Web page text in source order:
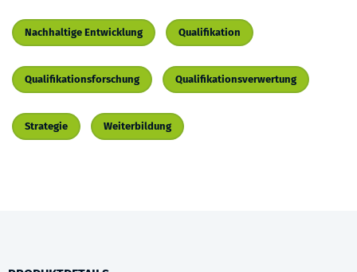
Nachhaltige Entwicklung Qualifikation
Qualifikationsforschung Qualifikationsverwertung
Strategie Weiterbildung